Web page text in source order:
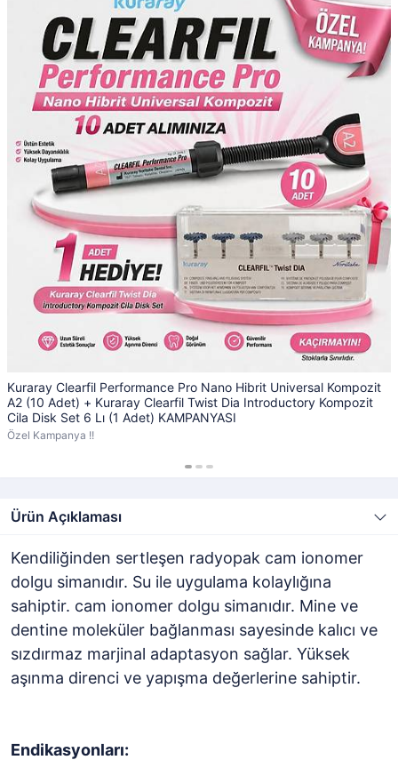
Kuraray Clearfil Performance Pro Nano Hibrit Universal Kompozit
A2 (10 Adet) + Kuraray Clearfil Twist Dia Introductory Kompozit
Cila Disk Set 6 Lı (1 Adet) KAMPANYASI
Özel Kampanya !!
Ürün Açıklaması
Kendiliğinden sertleşen radyopak cam ionomer
dolgu simanıdır. Su ile uygulama kolaylığına
sahiptir. cam ionomer dolgu simanıdır. Mine ve
dentine moleküler bağlanması sayesinde kalıcı ve
sızdırmaz marjinal adaptasyon sağlar. Yüksek
aşınma direnci ve yapışma değerlerine sahiptir.
Endikasyonları: